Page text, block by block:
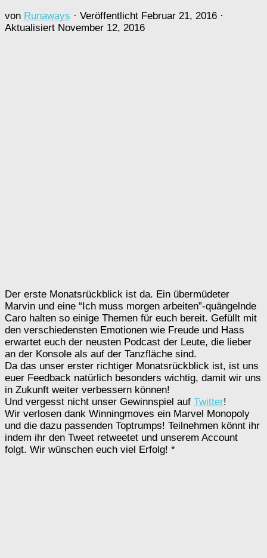
von Runaways · Veröffentlicht Februar 21, 2016 ·
Aktualisiert November 12, 2016
Der erste Monatsrückblick ist da. Ein übermüdeter
Marvin und eine “Ich muss morgen arbeiten”-quängelnde
Caro halten so einige Themen für euch bereit. Gefüllt mit
den verschiedensten Emotionen wie Freude und Hass
erwartet euch der neusten Podcast der Leute, die lieber
an der Konsole als auf der Tanzfläche sind.
Da das unser erster richtiger Monatsrückblick ist, ist uns
euer Feedback natürlich besonders wichtig, damit wir uns
in Zukunft weiter verbessern können!
Und vergesst nicht unser Gewinnspiel auf Twitter!
Wir verlosen dank Winningmoves ein Marvel Monopoly
und die dazu passenden Toptrumps! Teilnehmen könnt ihr
indem ihr den Tweet retweetet und unserem Account
folgt. Wir wünschen euch viel Erfolg! *